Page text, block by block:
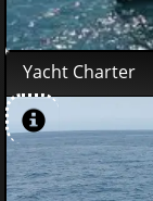
Yacht Charter